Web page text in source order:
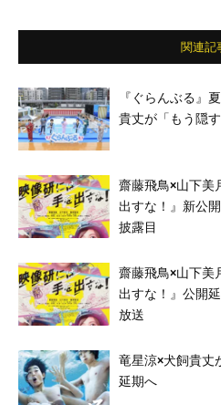
関連記
『ぐらんぶる』
貴丈が「もう隠
齋藤飛鳥×山下美
出すな！』新公
披露目
齋藤飛鳥×山下美
出すな！』公開
放送
竜星涼×犬飼貴丈
延期へ